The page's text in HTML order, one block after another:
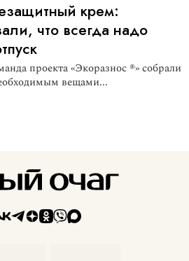
крем:
что всегда надо
проекта «Экоразнос ®️» собрали
вещами...